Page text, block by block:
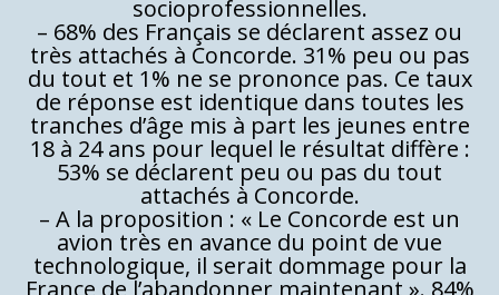
socioprofessionnelles.
– 68% des Français se déclarent assez ou
très attachés à Concorde. 31% peu ou pas
du tout et 1% ne se prononce pas. Ce taux
de réponse est identique dans toutes les
tranches d’âge mis à part les jeunes entre
18 à 24 ans pour lequel le résultat diffère :
53% se déclarent peu ou pas du tout
attachés à Concorde.
– A la proposition : « Le Concorde est un
avion très en avance du point de vue
technologique, il serait dommage pour la
France de l’abandonner maintenant ». 84%